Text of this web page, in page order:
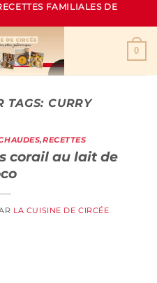
FAMILIALES DE
0
TAGS:CURRY
,RECETTES
corail au lait de
LA CUISINE DE CIRCÉE